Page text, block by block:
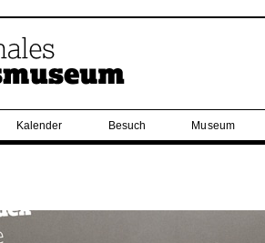
Kalender Besuch Museum